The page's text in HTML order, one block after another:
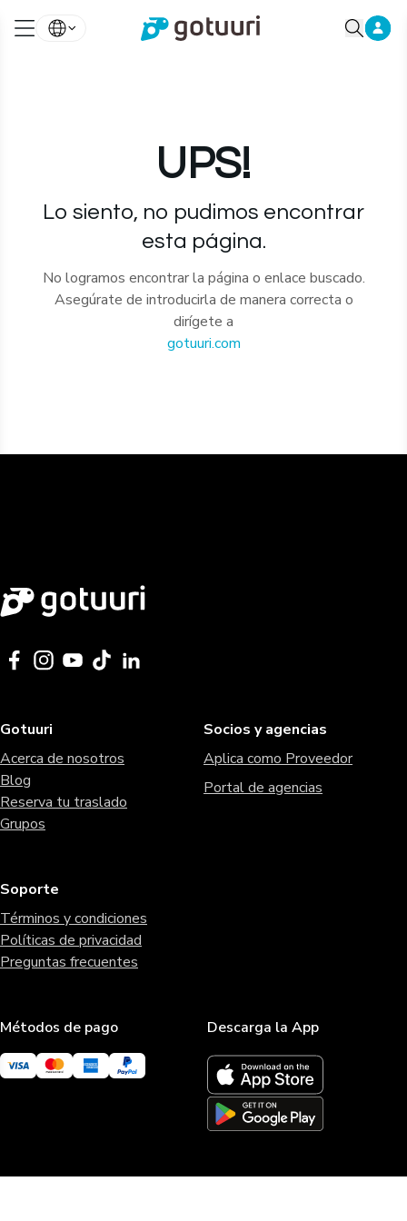
UPS!
Lo siento, no pudimos encontrar
esta página.
No logramos encontrar la página o enlace buscado.
Asegúrate de introducirla de manera correcta o
dirígete a
gotuuri.com
Gotuuri
Acerca de nosotros
Blog
Reserva tu traslado
Grupos
Socios y agencias
Aplica como Proveedor
Portal de agencias
Soporte
Términos y condiciones
Políticas de privacidad
Preguntas frecuentes
Métodos de pago Descarga la App